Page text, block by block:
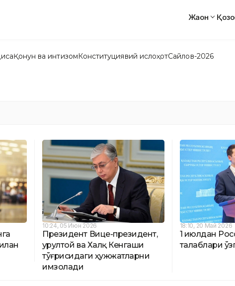
Жаҳон
Қонун ва интизомКонституциявий ислоҳотСайлов-2026
10:24, 05 Июн 2026
Президент Вице-президент,
Қурултой ва Халқ Кенгаши
тўғрисидаги ҳужжатларни
имзолади
18:10, 20 Май 2026
1 июлдан
талаблари